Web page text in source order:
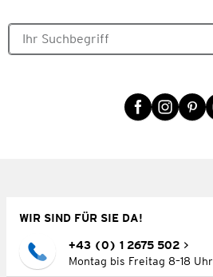
WIR SIND FÜR SIE DA!
+43 (0) 1 2675 502
Montag bis Freitag 8–18 Uhr